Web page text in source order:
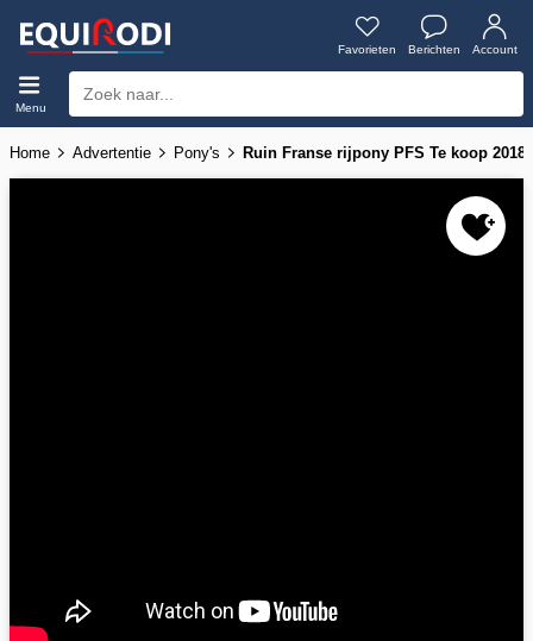
Favorieten Berichten Account
Menu
Home Advertentie Pony's Ruin Franse rijpony PFS Te koop